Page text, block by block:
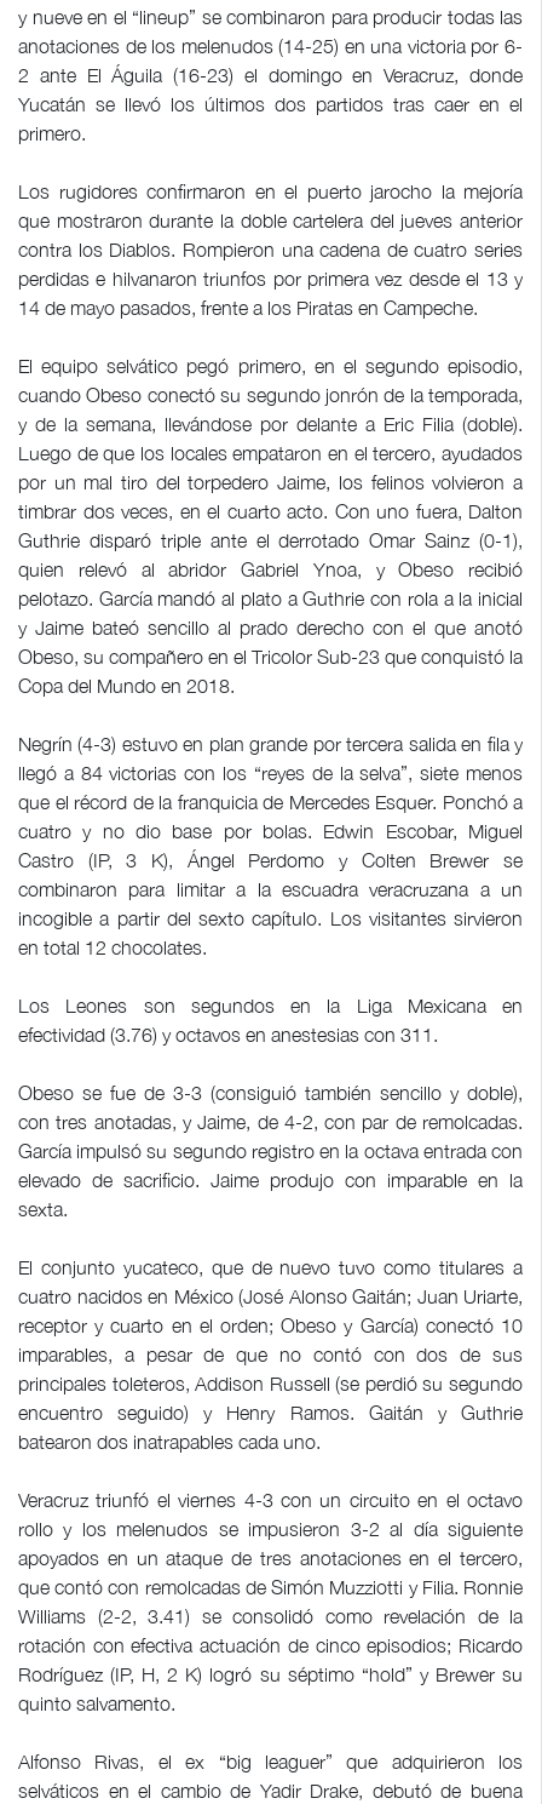
y nueve en el “lineup” se combinaron para producir todas las
anotaciones de los melenudos (14-25) en una victoria por 6-
2 ante El Águila (16-23) el domingo en Veracruz, donde
Yucatán se llevó los últimos dos partidos tras caer en el
primero.
Los rugidores confirmaron en el puerto jarocho la mejoría
que mostraron durante la doble cartelera del jueves anterior
contra los Diablos. Rompieron una cadena de cuatro series
perdidas e hilvanaron triunfos por primera vez desde el 13 y
14 de mayo pasados, frente a los Piratas en Campeche.
El equipo selvático pegó primero, en el segundo episodio,
cuando Obeso conectó su segundo jonrón de la temporada,
y de la semana, llevándose por delante a Eric Filia (doble).
Luego de que los locales empataron en el tercero, ayudados
por un mal tiro del torpedero Jaime, los felinos volvieron a
timbrar dos veces, en el cuarto acto. Con uno fuera, Dalton
Guthrie disparó triple ante el derrotado Omar Sainz (0-1),
quien relevó al abridor Gabriel Ynoa, y Obeso recibió
pelotazo. García mandó al plato a Guthrie con rola a la inicial
y Jaime bateó sencillo al prado derecho con el que anotó
Obeso, su compañero en el Tricolor Sub-23 que conquistó la
Copa del Mundo en 2018.
Negrín (4-3) estuvo en plan grande por tercera salida en fila y
llegó a 84 victorias con los “reyes de la selva”, siete menos
que el récord de la franquicia de Mercedes Esquer. Ponchó a
cuatro y no dio base por bolas. Edwin Escobar, Miguel
Castro (IP, 3 K), Ángel Perdomo y Colten Brewer se
combinaron para limitar a la escuadra veracruzana a un
incogible a partir del sexto capítulo. Los visitantes sirvieron
en total 12 chocolates.
Los Leones son segundos en la Liga Mexicana en
efectividad (3.76) y octavos en anestesias con 311.
Obeso se fue de 3-3 (consiguió también sencillo y doble),
con tres anotadas, y Jaime, de 4-2, con par de remolcadas.
García impulsó su segundo registro en la octava entrada con
elevado de sacrificio. Jaime produjo con imparable en la
sexta.
El conjunto yucateco, que de nuevo tuvo como titulares a
cuatro nacidos en México (José Alonso Gaitán; Juan Uriarte,
receptor y cuarto en el orden; Obeso y García) conectó 10
imparables, a pesar de que no contó con dos de sus
principales toleteros, Addison Russell (se perdió su segundo
encuentro seguido) y Henry Ramos. Gaitán y Guthrie
batearon dos inatrapables cada uno.
Veracruz triunfó el viernes 4-3 con un circuito en el octavo
rollo y los melenudos se impusieron 3-2 al día siguiente
apoyados en un ataque de tres anotaciones en el tercero,
que contó con remolcadas de Simón Muzziotti y Filia. Ronnie
Williams (2-2, 3.41) se consolidó como revelación de la
rotación con efectiva actuación de cinco episodios; Ricardo
Rodríguez (IP, H, 2 K) logró su séptimo “hold” y Brewer su
quinto salvamento.
Alfonso Rivas, el ex “big leaguer” que adquirieron los
selváticos en el cambio de Yadir Drake, debutó de buena